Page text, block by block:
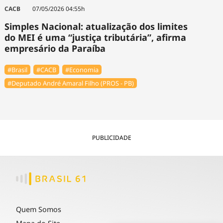
Cinema
Infraestrutura
⁠CACB 07/05/2026 04:55h
Simples Nacional: atualização dos limites
do MEI é uma “justiça tributária”, afirma
empresário da Paraíba
#Brasil #⁠CACB
#Economia
#Deputado André Amaral Filho (PROS - PB)
PUBLICIDADE
Quem Somos